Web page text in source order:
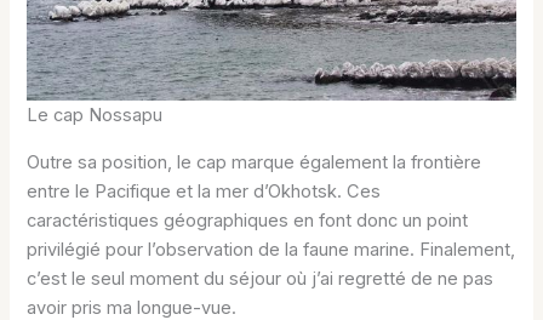
Le cap Nossapu
Outre sa position, le cap marque également la frontière
entre le Pacifique et la mer d’Okhotsk. Ces
caractéristiques géographiques en font donc un point
privilégié pour l’observation de la faune marine. Finalement,
c’est le seul moment du séjour où j’ai regretté de ne pas
avoir pris ma longue-vue.